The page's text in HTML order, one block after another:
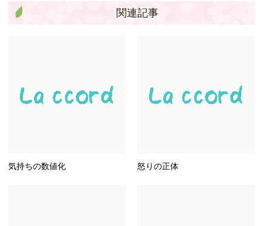
関連記事
気持ちの数値化 怒りの正体